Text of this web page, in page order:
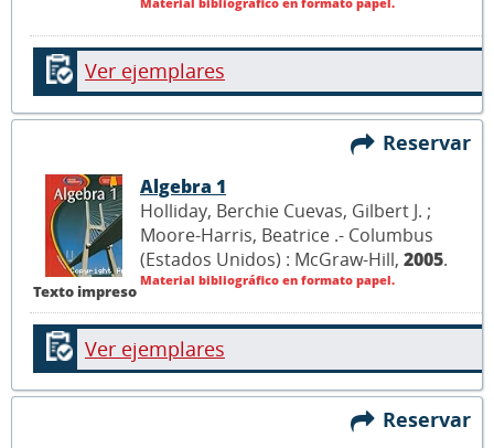
Ver ejemplares
Reservar
Texto impreso
Algebra 1
Holliday, Berchie Cuevas, Gilbert J. ;
Moore-Harris, Beatrice .- Columbus
(Estados Unidos) : McGraw-Hill, 2005.
Material bibliográfico en formato papel.
Ver ejemplares
Reservar